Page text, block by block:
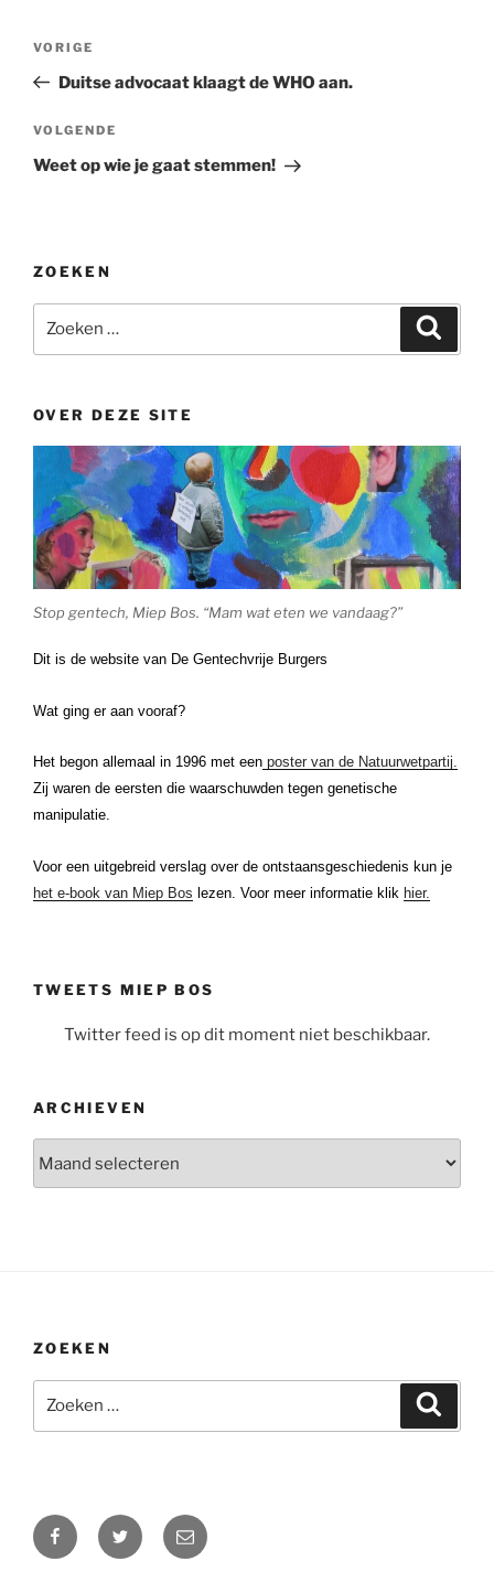
Vorig
bericht
VORIGE
Duitse advocaat klaagt de WHO aan.
Volgend
bericht
VOLGENDE
Weet op wie je gaat stemmen!
ZOEKEN
naar:
OVER DEZE SITE
Stop gentech, Miep Bos. “Mam wat eten we vandaag?”
Dit is de website van De Gentechvrije Burgers
Wat ging er aan vooraf?
Het begon allemaal in 1996 met een poster van de Natuurwetpartij.
Zij waren de eersten die waarschuwden tegen genetische
manipulatie.
Voor een uitgebreid verslag over de ontstaansgeschiedenis kun je
het e-book van Miep Bos lezen. Voor meer informatie klik hier.
TWEETS MIEP BOS
Twitter feed is op dit moment niet beschikbaar.
ARCHIEVEN
ZOEKEN
naar:
FacebookTwitter E-
mail